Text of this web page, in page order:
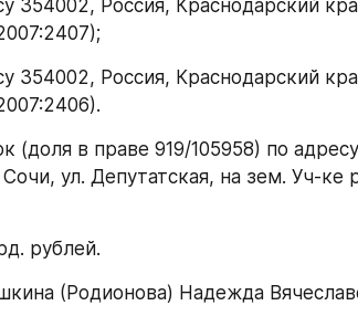
ул. Депутатская, на зем. Уч-
рублей.